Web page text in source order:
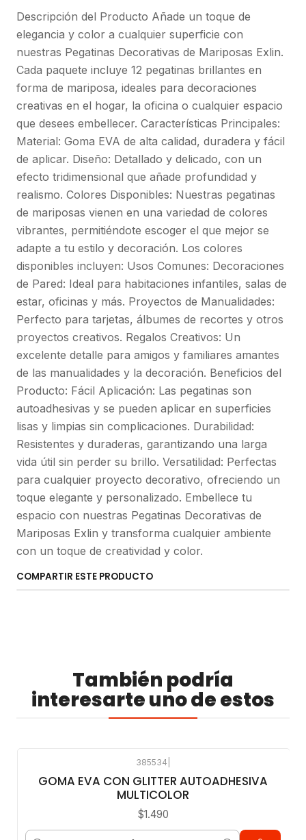
Descripción del Producto Añade un toque de
elegancia y color a cualquier superficie con
nuestras Pegatinas Decorativas de Mariposas Exlin.
Cada paquete incluye 12 pegatinas brillantes en
forma de mariposa, ideales para decoraciones
creativas en el hogar, la oficina o cualquier espacio
que desees embellecer. Características Principales:
Material: Goma EVA de alta calidad, duradera y fácil
de aplicar. Diseño: Detallado y delicado, con un
efecto tridimensional que añade profundidad y
realismo. Colores Disponibles: Nuestras pegatinas
de mariposas vienen en una variedad de colores
vibrantes, permitiéndote escoger el que mejor se
adapte a tu estilo y decoración. Los colores
disponibles incluyen: Usos Comunes: Decoraciones
de Pared: Ideal para habitaciones infantiles, salas de
estar, oficinas y más. Proyectos de Manualidades:
Perfecto para tarjetas, álbumes de recortes y otros
proyectos creativos. Regalos Creativos: Un
excelente detalle para amigos y familiares amantes
de las manualidades y la decoración. Beneficios del
Producto: Fácil Aplicación: Las pegatinas son
autoadhesivas y se pueden aplicar en superficies
lisas y limpias sin complicaciones. Durabilidad:
Resistentes y duraderas, garantizando una larga
vida útil sin perder su brillo. Versatilidad: Perfectas
para cualquier proyecto decorativo, ofreciendo un
toque elegante y personalizado. Embellece tu
espacio con nuestras Pegatinas Decorativas de
Mariposas Exlin y transforma cualquier ambiente
con un toque de creatividad y color.
COMPARTIR ESTE PRODUCTO
También podría
interesarte uno de estos
385534
GOMA EVA CON GLITTER AUTOADHESIVA
MULTICOLOR
$1.490